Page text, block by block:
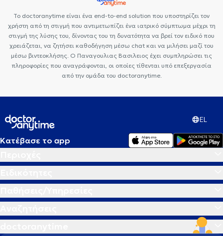
Το doctoranytime είναι ένα end-to-end solution που υποστηρίζει τον
χρήστη από τη στιγμή που αντιμετωπίζει ένα ιατρικό σύμπτωμα μέχρι τη
στιγμή της λύσης του, δίνοντας του τη δυνατότητα να βρεί τον ειδικό που
χρειάζεται, να ζητήσει καθοδήγηση μέσω chat και να μιλήσει μαζί του
μέσω βιντεοκλήσης. Ο Παναγουλιας Βασιλειος έχει συμπληρώσει τις
πληροφορίες που αναγράφονται, οι οποίες τίθενται υπό επεξεργασία
από την ομάδα του doctoranytime.
EL
Κατέβασε το app